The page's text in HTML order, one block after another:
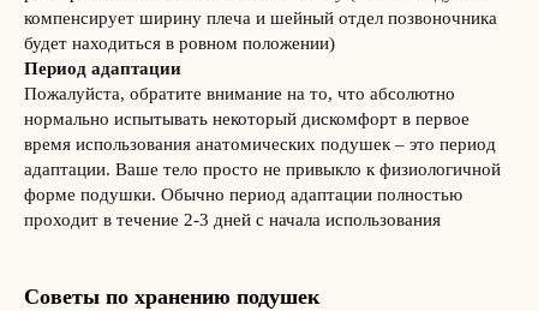
компенсирует ширину плеча и шейный отдел позвоночника
будет находиться в ровном положении)
Период адаптации
Пожалуйста, обратите внимание на то, что абсолютно
нормально испытывать некоторый дискомфорт в первое
время использования анатомических подушек – это период
адаптации. Ваше тело просто не привыкло к физиологичной
форме подушки. Обычно период адаптации полностью
проходит в течение 2-3 дней с начала использования
Советы по хранению подушек